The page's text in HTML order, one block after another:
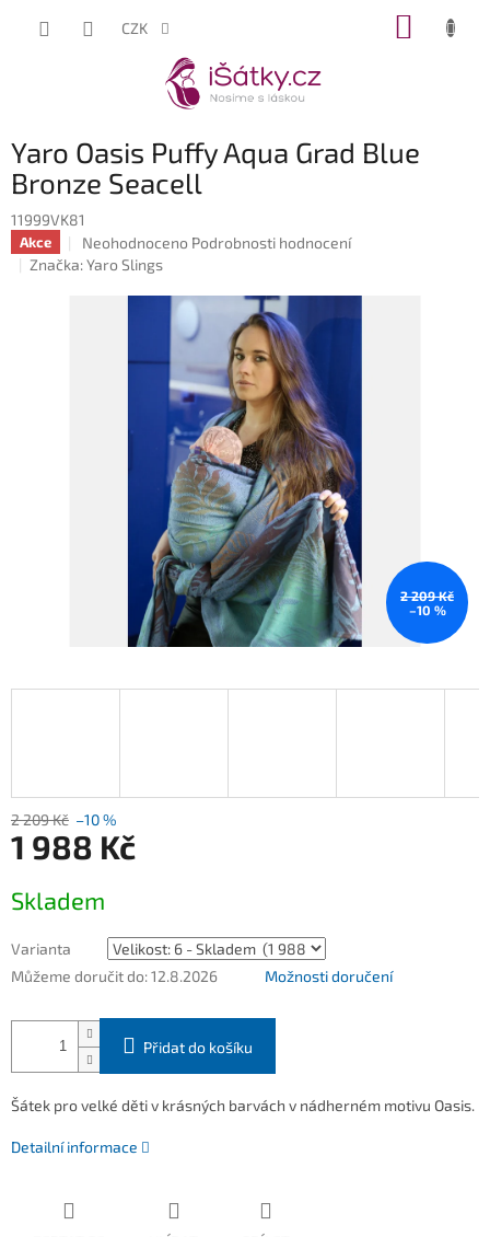
CZK
Yaro Oasis Puffy Aqua Grad Blue
Bronze Seacell
11999VK81
Akce
Průměrné
hodnocení
Neohodnoceno Podrobnosti hodnocení
Značka:Yaro Slings
2 209 Kč
–10 %
2 209 Kč –10 %
1 988 Kč
cena:
Skladem
Varianta
Můžeme doručit do:12.8.2026 Možnosti doručení
Přidat do košíku
Šátek pro velké děti v krásných barvách v nádherném motivu Oasis.
Detailní informace